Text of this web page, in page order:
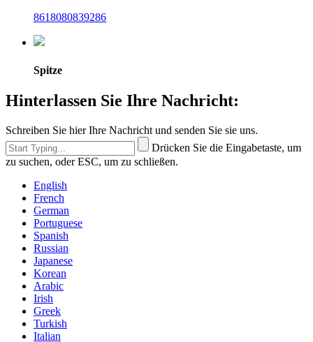
8618080839286
Spitze
Hinterlassen Sie Ihre Nachricht:
Schreiben Sie hier Ihre Nachricht und senden Sie sie uns.
Drücken Sie die Eingabetaste, um
zu suchen, oder ESC, um zu schließen.
English
French
German
Portuguese
Spanish
Russian
Japanese
Korean
Arabic
Irish
Greek
Turkish
Italian